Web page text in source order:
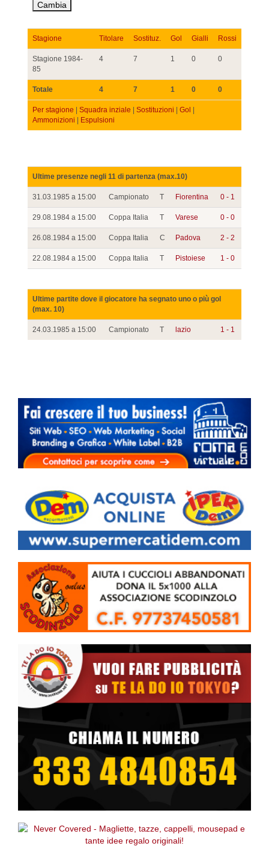
Stagione Titolare Sostituz. Gol Gialli Rossi
Stagione 1984-
85
4 7 1 0 0
Totale 4 7 1 0 0
Per stagione Squadra inziale Sostituzioni Gol
Ammonizioni
Espulsioni
Ultime presenze negli 11 di partenza (max.10)
31.03.1985 a 15:00 Campionato T Fiorentina 0 - 1
29.08.1984 a 15:00 Coppa Italia T Varese 0 - 0
26.08.1984 a 15:00 Coppa Italia C Padova 2 - 2
22.08.1984 a 15:00 Coppa Italia T Pistoiese 1 - 0
Ultime partite dove il giocatore ha segnato uno o più gol
(max. 10)
24.03.1985 a 15:00 Campionato T lazio 1 - 1